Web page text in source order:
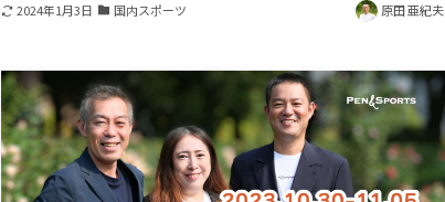
2024年1月3日 国内スポーツ 原田 亜紀夫